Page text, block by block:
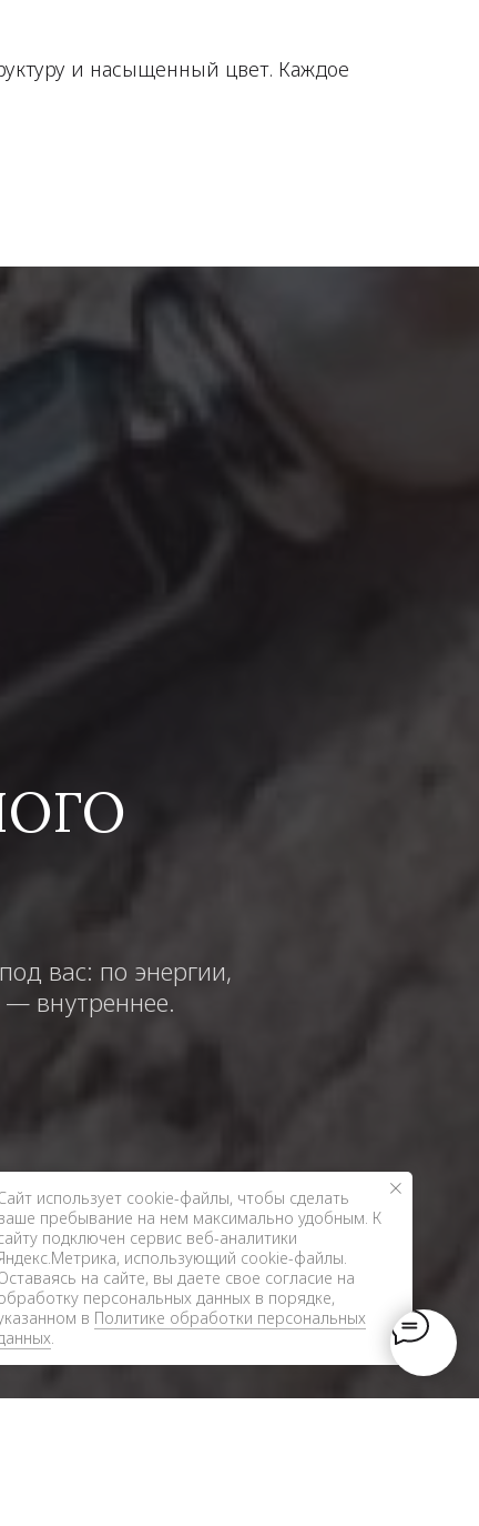
и насыщенный цвет. Каждое
вас: по энергии,
внутреннее.
использует cookie-файлы, чтобы сделать
пребывание на нем максимально удобным. К
подключен сервис веб-аналитики
использующий cookie-файлы.
на сайте, вы даете свое согласие на
персональных данных в порядке,
в Политике обработки персональных
.